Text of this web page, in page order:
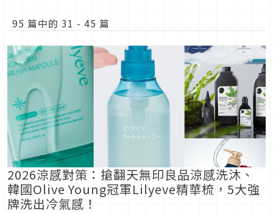
95 篇中的 31 - 45 篇
2026涼感對策：搶翻天無印良品涼感洗沐、
韓國Olive Young冠軍Lilyeve精華梳，5大強
牌洗出冷氣感！